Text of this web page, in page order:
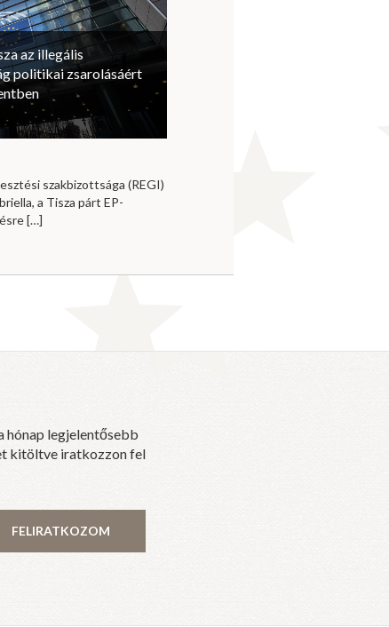
az illegális
politikai zsarolásáért
szakbizottsága (REGI)
a Tisza párt EP-
[…]
hónap legjelentősebb
kitöltve iratkozzon fel
FELIRATKOZOM